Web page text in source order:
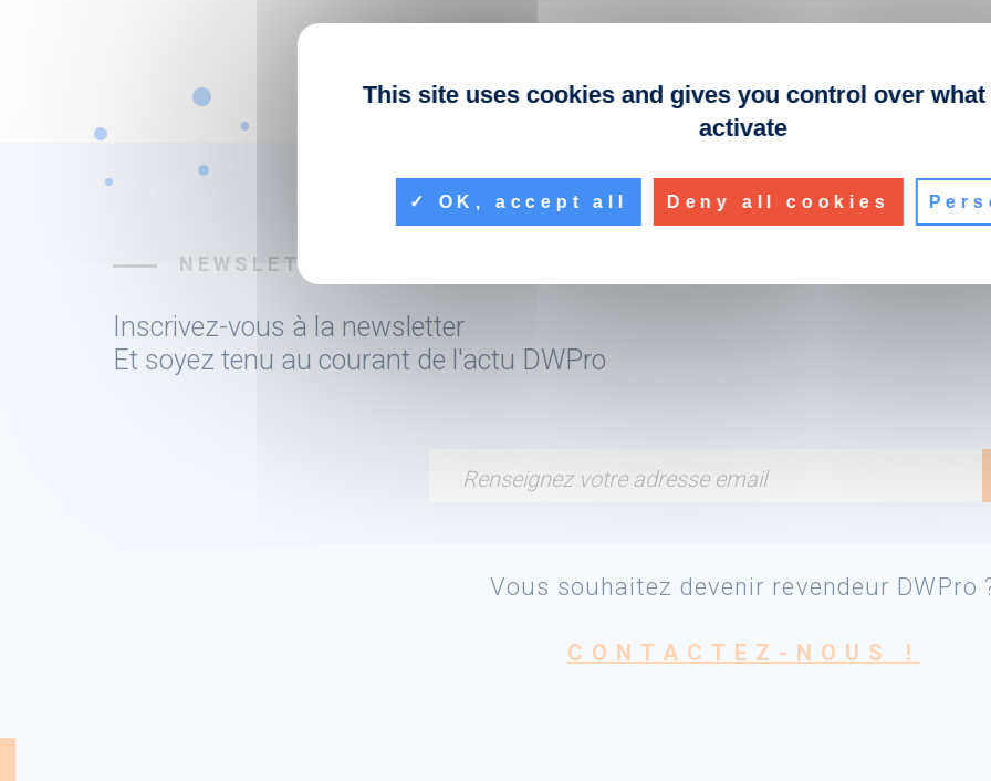
NEWSLETTER
Inscrivez-vous à la newsletter
Et soyez tenu au courant de l'actu DWPro
Renseignez votre adresse email
Vous souhaitez devenir revendeur DWPro
CONTACTEZ-NOUS !
This site uses cookies and gives you control over
activate
OK, accept all Deny all cookies